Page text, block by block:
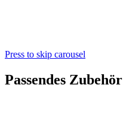
Press to skip carousel
Passendes Zubehör